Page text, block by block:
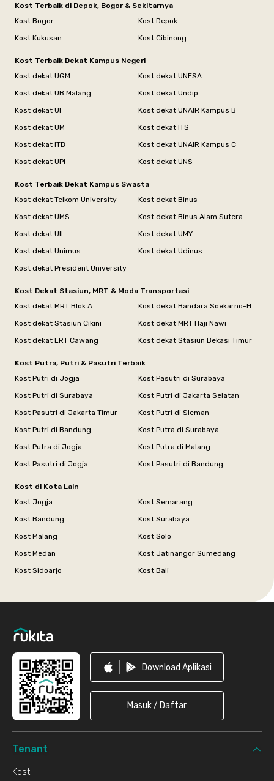
Kost Terbaik di Depok, Bogor & Sekitarnya
Kost Bogor
Kost Depok
Kost Kukusan
Kost Cibinong
Kost Terbaik Dekat Kampus Negeri
Kost dekat UGM
Kost dekat UNESA
Kost dekat UB Malang
Kost dekat Undip
Kost dekat UI
Kost dekat UNAIR Kampus B
Kost dekat UM
Kost dekat ITS
Kost dekat ITB
Kost dekat UNAIR Kampus C
Kost dekat UPI
Kost dekat UNS
Kost Terbaik Dekat Kampus Swasta
Kost dekat Telkom University
Kost dekat Binus
Kost dekat UMS
Kost dekat Binus Alam Sutera
Kost dekat UII
Kost dekat UMY
Kost dekat Unimus
Kost dekat Udinus
Kost dekat President University
Kost Dekat Stasiun, MRT & Moda Transportasi
Kost dekat MRT Blok A
Kost dekat Stasiun Cikini
Kost dekat MRT Haji Nawi
Kost dekat LRT Cawang
Kost dekat Stasiun Bekasi Timur
Kost Putra, Putri & Pasutri Terbaik
Kost Putri di Jogja
Kost Pasutri di Surabaya
Kost Putri di Surabaya
Kost Putri di Jakarta Selatan
Kost Pasutri di Jakarta Timur
Kost Putri di Sleman
Kost Putri di Bandung
Kost Putra di Surabaya
Kost Putra di Jogja
Kost Putra di Malang
Kost Pasutri di Jogja
Kost Pasutri di Bandung
Kost di Kota Lain
Kost Jogja
Kost Semarang
Kost Bandung
Kost Surabaya
Kost Malang
Kost Solo
Kost Medan
Kost Jatinangor Sumedang
Kost Sidoarjo
Kost Bali
Download Aplikasi
Masuk / Daftar
Tenant
Kost